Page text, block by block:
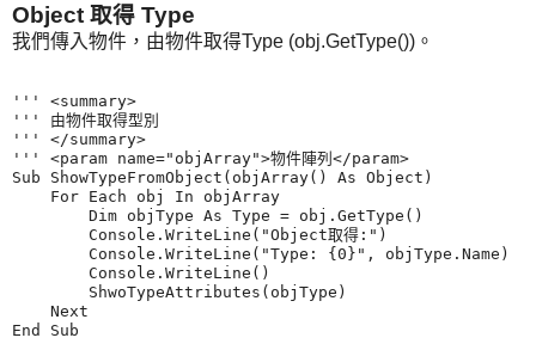
Object 取得 Type
我們傳入物件，由物件取得Type (obj.GetType())。
''' <summary>
''' 由物件取得型別
''' </summary>
''' <param name="objArray">物件陣列</param>
Sub ShowTypeFromObject(objArray() As Object)
    For Each obj In objArray
        Dim objType As Type = obj.GetType()
        Console.WriteLine("Object取得:")
        Console.WriteLine("Type: {0}", objType.Name)
        Console.WriteLine()
        ShwoTypeAttributes(objType)
    Next